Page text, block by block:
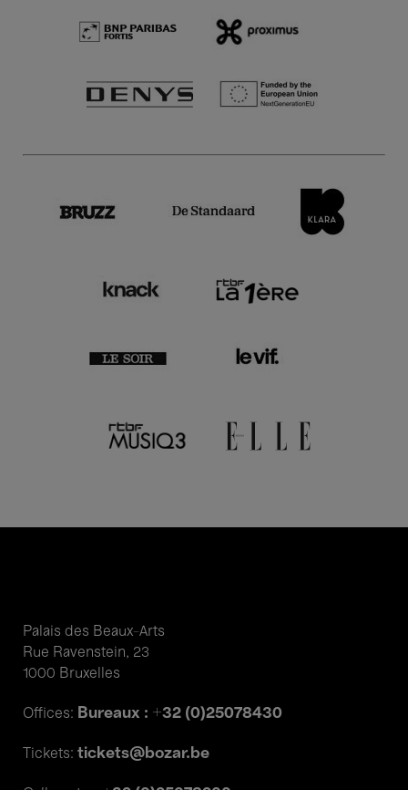
Palais des Beaux-Arts
Rue Ravenstein, 23
1000 Bruxelles
Offices: Bureaux : +32 (0)25078430
Tickets: tickets@bozar.be